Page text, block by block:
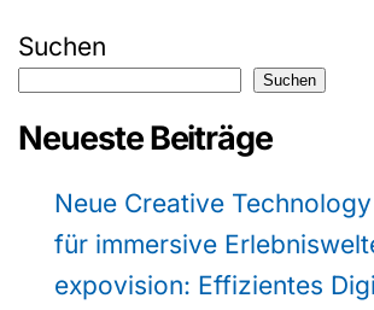
Suchen
Suchen
Neueste Beiträge
Neue Creative
für immersive
expovision: Effizientes